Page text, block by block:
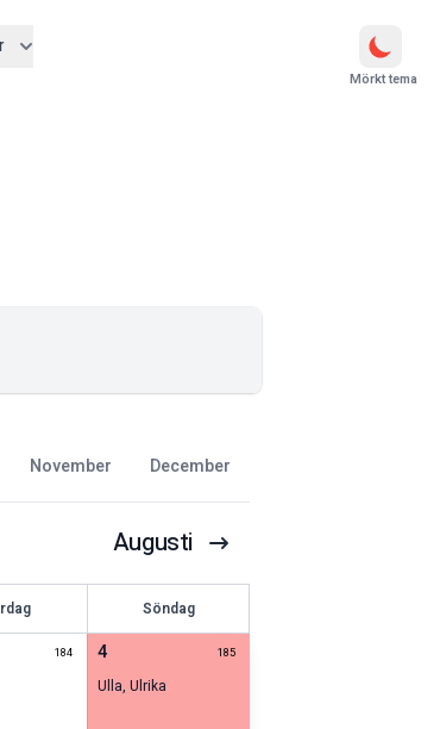
Mörkt tema
november december
Augusti
Söndag
184 4 185
Ulla,Ulrika